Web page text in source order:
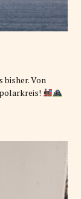
bisher. Von